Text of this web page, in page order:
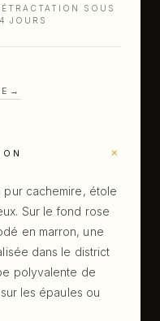
SOUS
JOURS
→
+
pur cachemire, étole
Sur le fond rose
en marron, une
dans le district
polyvalente de
les épaules ou